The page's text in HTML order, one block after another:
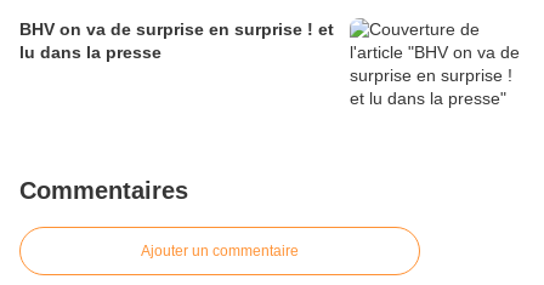
BHV on va de surprise en surprise ! et
lu dans la presse
Commentaires
Ajouter un commentaire